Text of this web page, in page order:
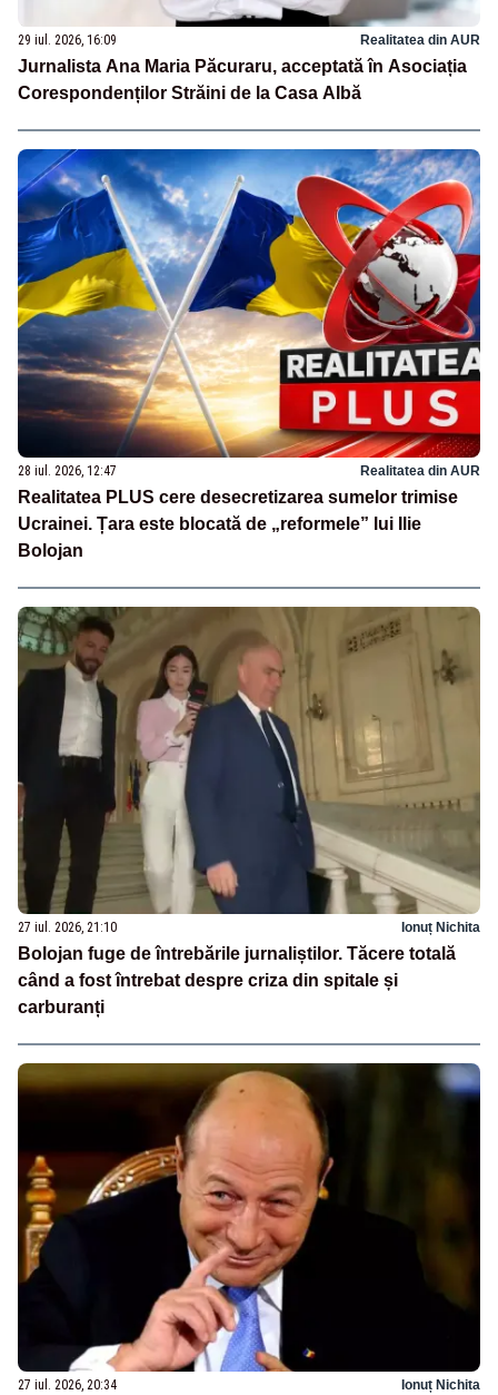
29 iul. 2026, 16:09 Realitatea din AUR
Jurnalista Ana Maria Păcuraru, acceptată în Asociația
Corespondenților Străini de la Casa Albă
28 iul. 2026, 12:47 Realitatea din AUR
Realitatea PLUS cere desecretizarea sumelor trimise
Ucrainei. Țara este blocată de „reformele” lui Ilie
Bolojan
27 iul. 2026, 21:10 Ionuț Nichita
Bolojan fuge de întrebările jurnaliștilor. Tăcere totală
când a fost întrebat despre criza din spitale și
carburanți
27 iul. 2026, 20:34 Ionuț Nichita